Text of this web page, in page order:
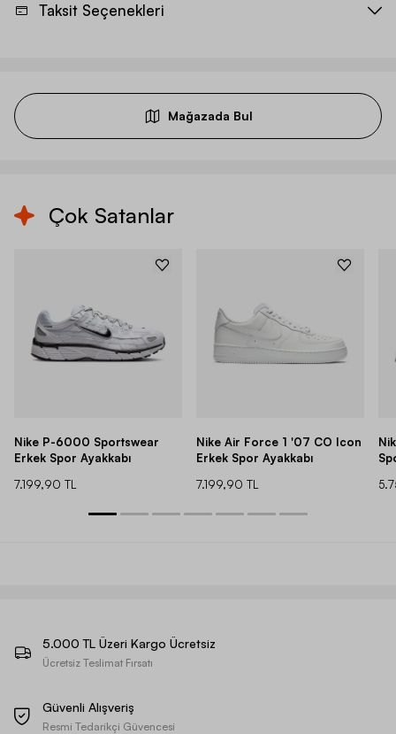
Taksit Seçenekleri
Mağazada Bul
Çok Satanlar
Nike P-6000 Sportswear
Erkek Spor Ayakkabı
7.199,90 TL
Nike Air Force 1 '07 CO Icon
Erkek Spor Ayakkabı
7.199,90 TL
5.000 TL Üzeri Kargo Ücretsiz
Ücretsiz Teslimat Fırsatı
Güvenli Alışveriş
Resmi Tedarikçi Güvencesi